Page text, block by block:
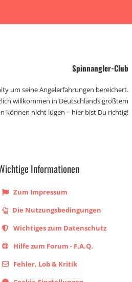
Spinnangler-Club
um seine Angelerfahrungen bereichert.
willkommen in Deutschlands größtem
können nicht lügen – hier bist Du richtig!
Informationen
Zum Impressum
Die Nutzungsbedingungen
Wichtiges zum Datenschutz
Hilfe zum Forum - F.A.Q.
Fehler, Lob & Kritik